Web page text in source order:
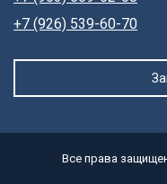
+7 (926) 539-60-70
Все права